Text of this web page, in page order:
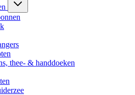
thee- & handdoeken